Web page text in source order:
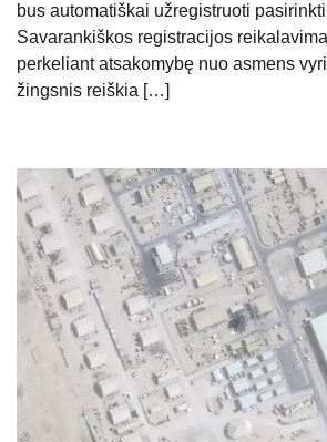
bus automatiškai užregistruoti
Savarankiškos registracijos
perkeliant atsakomybę nuo asmens
žingsnis reiškia […]